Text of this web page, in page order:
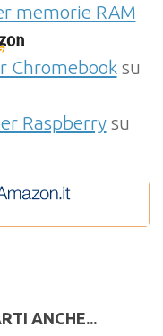
memorie RAM
Chromebooksu
Raspberrysu
ANCHE...